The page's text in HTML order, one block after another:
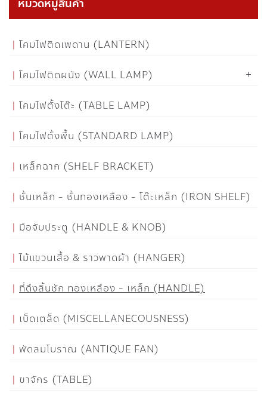
หมวดหมู่สินค้า
โคมไฟติดเพดาน (LANTERN)
โคมไฟติดผนัง (WALL LAMP)
โคมไฟตั้งโต๊ะ (TABLE LAMP)
โคมไฟตั้งพื้น (STANDARD LAMP)
เหล็กฉาก (SHELF BRACKET)
ชั้นเหล็ก - ชั้นทองเหลือง - โต๊ะเหล็ก (IRON SHELF)
มือจับประตู (HANDLE & KNOB)
ไม้แขวนเสื้อ & ราวพาดผ้า (HANGER)
ที่ดึงลิ้นชัก ทองเหลือง - เหล็ก (HANDLE)
เบ็ดเตล็ด (MISCELLANECOUSNESS)
พัดลมโบราณ (ANTIQUE FAN)
ขาจักร (TABLE)